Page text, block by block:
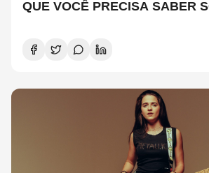
QUE VOCÊ PRECISA SABER